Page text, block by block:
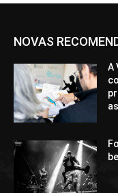
NOVAS
A